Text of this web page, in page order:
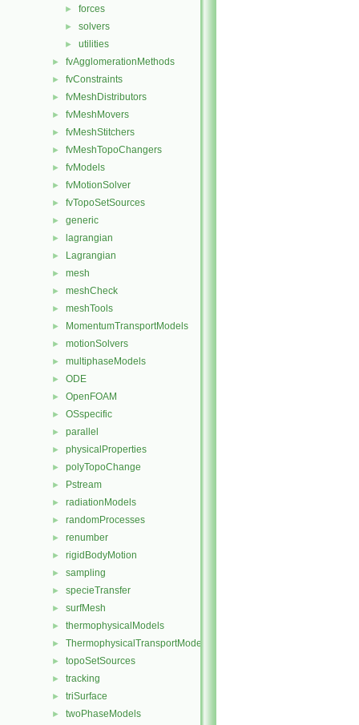
► forces
► solvers
► utilities
► fvAgglomerationMethods
► fvConstraints
► fvMeshDistributors
► fvMeshMovers
► fvMeshStitchers
► fvMeshTopoChangers
► fvModels
► fvMotionSolver
► fvTopoSetSources
► generic
► lagrangian
► Lagrangian
► mesh
► meshCheck
► meshTools
► MomentumTransportModels
► motionSolvers
► multiphaseModels
► ODE
► OpenFOAM
► OSspecific
► parallel
► physicalProperties
► polyTopoChange
► Pstream
► radiationModels
► randomProcesses
► renumber
► rigidBodyMotion
► sampling
► specieTransfer
► surfMesh
► thermophysicalModels
► ThermophysicalTransportModels
► topoSetSources
► tracking
► triSurface
► twoPhaseModels